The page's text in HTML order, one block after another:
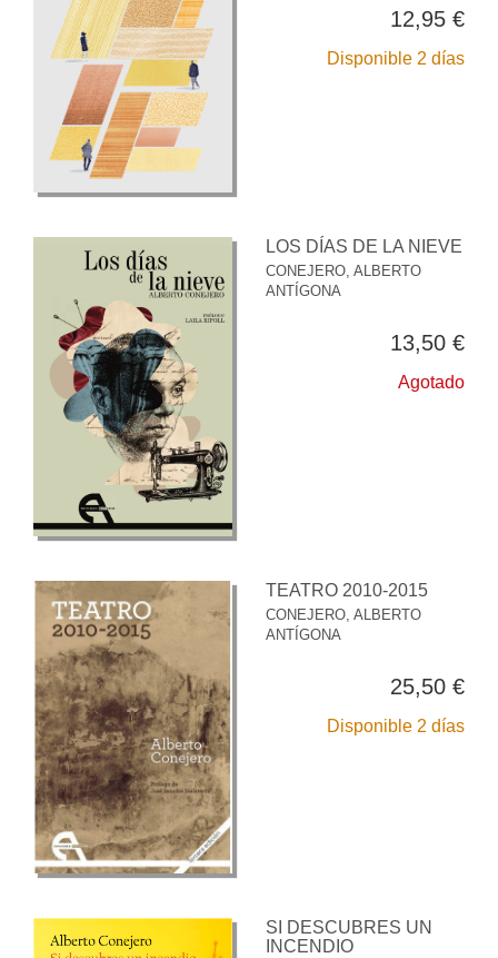
12,95 €
Disponible 2 días
LOS DÍAS DE LA NIEVE
CONEJERO, ALBERTO
ANTÍGONA
13,50 €
Agotado
TEATRO 2010-2015
CONEJERO, ALBERTO
ANTÍGONA
25,50 €
Disponible 2 días
SI DESCUBRES UN
INCENDIO